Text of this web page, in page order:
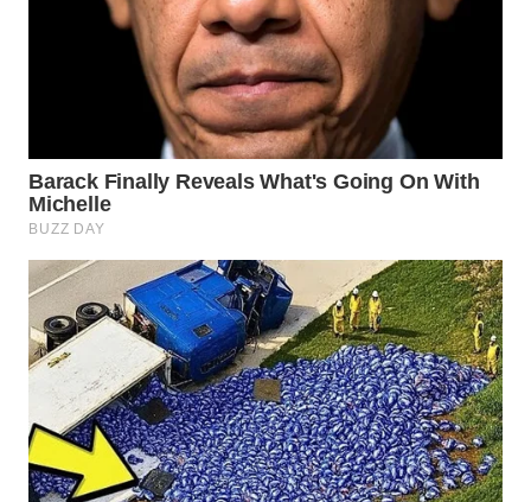
KARAWANG
WN
WN
BOGOR
WN
DEPOK
WN